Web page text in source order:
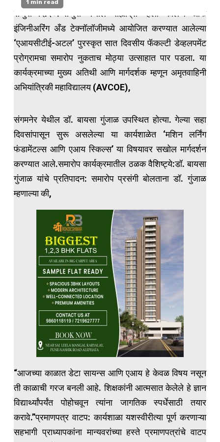
1 min read
राजुरी दि.२०:-राजुरी येथील सह्याद्री व्हॅली कॉलेज ऑफ
इंजिनीअरिंग अँड टेक्नॉलॉजीमध्ये आयोजित करण्यात आलेल्या
‘एआयसीटीई-अटल’ पुरस्कृत सात दिवसीय फॅकल्टी डेव्हलपमेंट
प्रोग्रामचा समारोप नुकताच मोठ्या उत्साहात पार पडला. या
कार्यक्रमाच्या मुख्य अतिथी आणि मार्गदर्शक म्हणून अमृतवाहिनी
अभियांत्रिकी महाविद्यालय (AVCOE),
संगमनेर येथील डॉ. बायसा गुंजाळ उपस्थित होत्या. गेल्या सहा
दिवसांपासून सुरू असलेल्या या कार्यशाळेत ‘मशिन लर्निंग
फंडामेंटल्स आणि एआय स्किल्स’ या विषयावर सखोल मार्गदर्शन
करण्यात आले.समारोप कार्यक्रमातील ठळक वैशिष्ट्ये:डॉ. बायसा
गुंजाळ यांचे प्रतिपादन: समारोप प्रसंगी बोलताना डॉ. गुंजाळ
म्हणाल्या की,
“आजच्या काळात डेटा सायन्स आणि एआय हे केवळ विषय नसून
ती काळाची गरज बनली आहे. शिक्षकांनी आत्मसात केलेले हे ज्ञान
विद्यार्थ्यांपर्यंत पोहोचवून त्यांना जागतिक स्पर्धेसाठी तयार
करावे.”प्रमाणपत्र वाटप: कार्यशाळा यशस्वीरीत्या पूर्ण करणाऱ्या
सहभागी प्राध्यापकांना मान्यवरांच्या हस्ते प्रमाणपत्रांचे वाटप